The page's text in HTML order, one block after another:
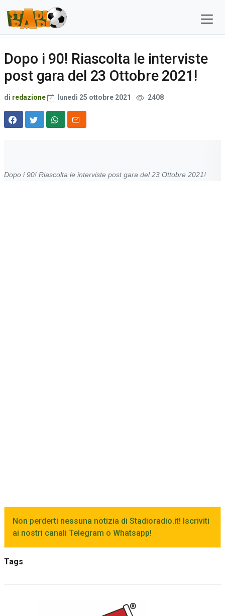
Dopo i 90! Riascolta le interviste
post gara del 23 Ottobre 2021!
di redazione lunedì 25 ottobre 2021 2408
Dopo i 90! Riascolta le interviste post gara del 23 Ottobre 2021!
Non perderti nessuna notizia di Stadioradio.it! Iscriviti
ai nostri canali Telegram o Whatsapp!
Tags